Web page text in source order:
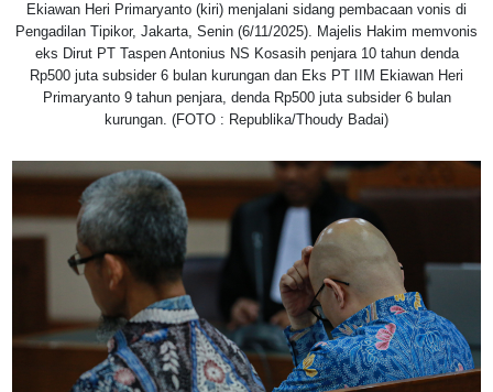
Ekiawan Heri Primaryanto (kiri) menjalani sidang pembacaan vonis di
Pengadilan Tipikor, Jakarta, Senin (6/11/2025). Majelis Hakim memvonis
eks Dirut PT Taspen Antonius NS Kosasih penjara 10 tahun denda
Rp500 juta subsider 6 bulan kurungan dan Eks PT IIM Ekiawan Heri
Primaryanto 9 tahun penjara, denda Rp500 juta subsider 6 bulan
kurungan. (FOTO : Republika/Thoudy Badai)